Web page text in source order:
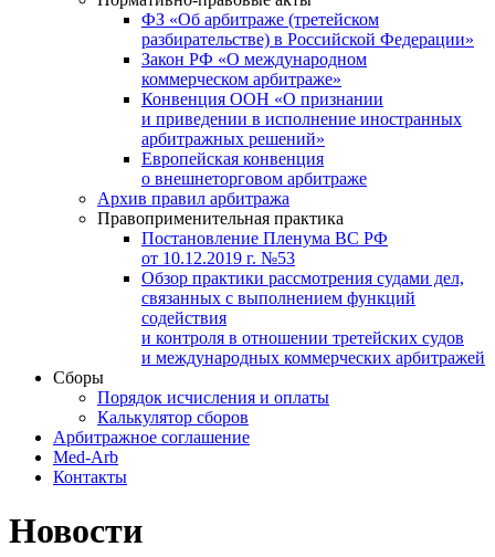
ФЗ «Об арбитраже (третейском
разбирательстве) в Российской Федерации»
Закон РФ «О международном
коммерческом арбитраже»
Конвенция ООН «О признании
и приведении в исполнение иностранных
арбитражных решений»
Европейская конвенция
о внешнеторговом арбитраже
Архив правил арбитража
Правоприменительная практика
Постановление Пленума ВС РФ
от 10.12.2019 г. №53
Обзор практики рассмотрения судами дел,
связанных с выполнением функций
содействия
и контроля в отношении третейских судов
и международных коммерческих арбитражей
Сборы
Порядок исчисления и оплаты
Калькулятор сборов
Арбитражное соглашение
Med-Arb
Контакты
Новости